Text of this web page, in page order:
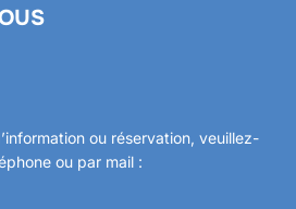
ou réservation, veuillez-
ou par mail :